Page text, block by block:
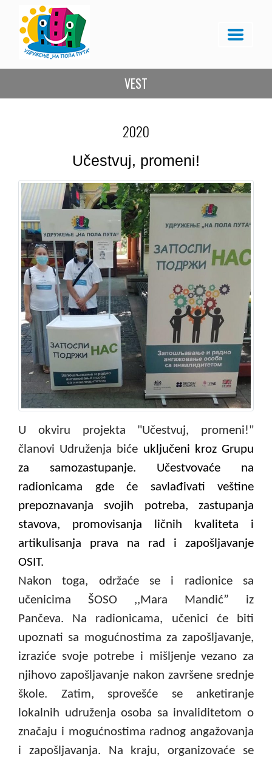
VEST
2020
Učestvuj, promeni!
U okviru projekta "Učestvuj, promeni!"
članovi Udruženja biće uključeni kroz Grupu
za samozastupanje. Učestvovaće na
radionicama gde će savlađivati veštine
prepoznavanja svojih potreba, zastupanja
stavova, promovisanja ličnih kvaliteta i
artikulisanja prava na rad i zapošljavanje
OSIT.
Nakon toga, održaće se i radionice sa
učenicima ŠOSO ,,Mara Mandić” iz
Pančeva. Na radionicama, učenici će biti
upoznati sa mogućnostima za zapošljavanje,
izraziće svoje potrebe i mišljenje vezano za
njihovo zapošljavanje nakon završene srednje
škole. Zatim, sprovešće se anketiranje
lokalnih udruženja osoba sa invaliditetom o
značaju i mogućnostima radnog angažovanja
i zapošljavanja. Na kraju, organizovaće se